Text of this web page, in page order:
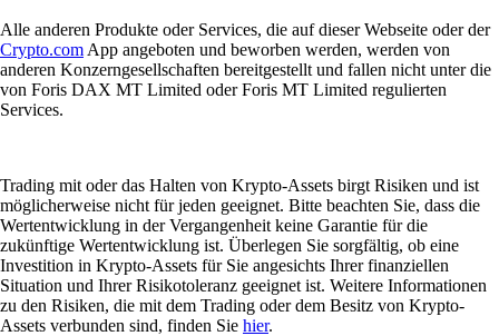
Alle anderen Produkte oder Services, die auf dieser Webseite oder der
Crypto.com App angeboten und beworben werden, werden von
anderen Konzerngesellschaften bereitgestellt und fallen nicht unter die
von Foris DAX MT Limited oder Foris MT Limited regulierten
Services.
Trading mit oder das Halten von Krypto-Assets birgt Risiken und ist
möglicherweise nicht für jeden geeignet. Bitte beachten Sie, dass die
Wertentwicklung in der Vergangenheit keine Garantie für die
zukünftige Wertentwicklung ist. Überlegen Sie sorgfältig, ob eine
Investition in Krypto-Assets für Sie angesichts Ihrer finanziellen
Situation und Ihrer Risikotoleranz geeignet ist. Weitere Informationen
zu den Risiken, die mit dem Trading oder dem Besitz von Krypto-
Assets verbunden sind, finden Sie hier.